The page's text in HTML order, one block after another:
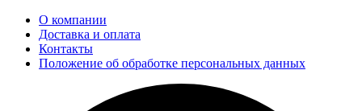
О компании
Доставка и оплата
Контакты
Положение об обработке персональных данных